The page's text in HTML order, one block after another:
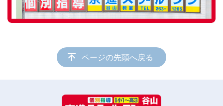
ページの先頭へ戻る